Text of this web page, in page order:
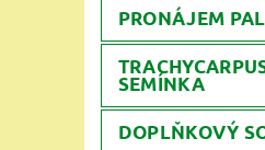
PRONÁJEM
SEMÍNKA
DOPLŇKOVÝ